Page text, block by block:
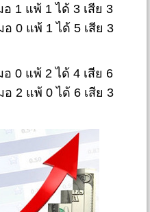
1 แพ้ 1 ได้ 3 เสีย 3
0 แพ้ 1 ได้ 5 เสีย 3
0 แพ้ 2 ได้ 4 เสีย 6
2 แพ้ 0 ได้ 6 เสีย 3